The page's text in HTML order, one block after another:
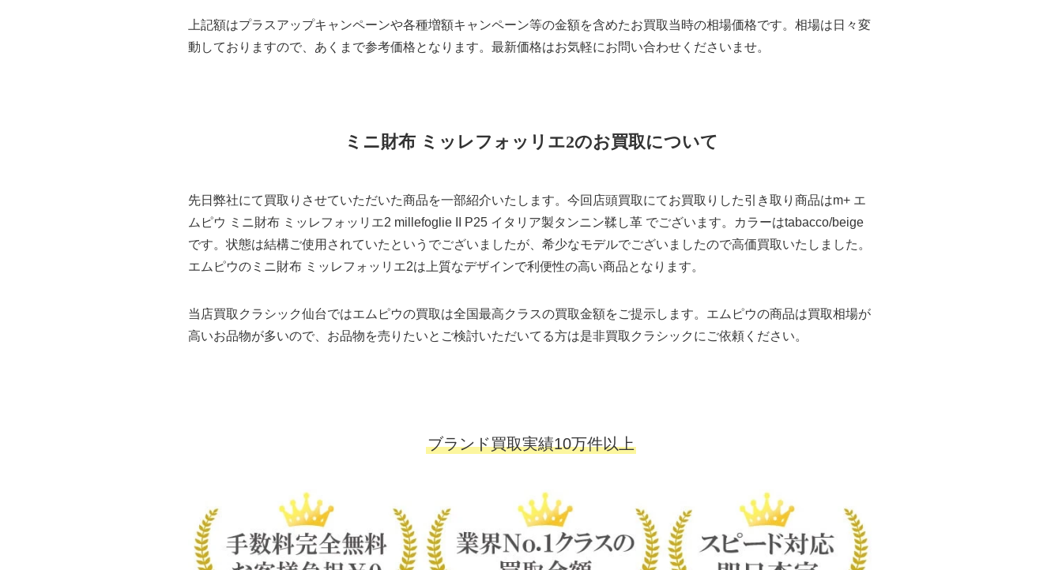
上記額はプラスアップキャンペーンや各種増額キャンペーン等の金額を含めたお買取当時の相場価格です。相場は日々変
動しておりますので、あくまで参考価格となります。最新価格はお気軽にお問い合わせくださいませ。
ミニ財布 ミッレフォッリエ2のお買取について
先日弊社にて買取りさせていただいた商品を一部紹介いたします。今回店頭買取にてお買取りした引き取り商品はm+ エ
ムピウ ミニ財布 ミッレフォッリエ2 millefoglie II P25 イタリア製タンニン鞣し革 でございます。カラーはtabacco/beige
です。状態は結構ご使用されていたというでございましたが、希少なモデルでございましたので高価買取いたしました。
エムピウのミニ財布 ミッレフォッリエ2は上質なデザインで利便性の高い商品となります。
当店買取クラシック仙台ではエムピウの買取は全国最高クラスの買取金額をご提示します。エムピウの商品は買取相場が
高いお品物が多いので、お品物を売りたいとご検討いただいてる方は是非買取クラシックにご依頼ください。
ブランド買取実績10万件以上